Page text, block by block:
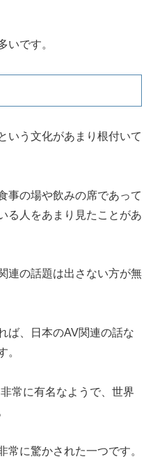
いです。
いう文化があまり根付いて
事の場や飲みの席であって
る人をあまり見たことがあ
連の話題は出さない方が無
ば、日本のAV関連の話な
。
常に有名なようで、世界
常に驚かされた一つです。